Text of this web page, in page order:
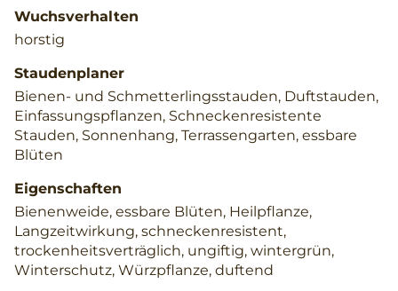
Wuchsverhalten
horstig
Staudenplaner
Bienen- und Schmetterlingsstauden, Duftstauden,
Einfassungspflanzen, Schneckenresistente
Stauden, Sonnenhang, Terrassengarten, essbare
Blüten
Eigenschaften
Bienenweide, essbare Blüten, Heilpflanze,
Langzeitwirkung, schneckenresistent,
trockenheitsverträglich, ungiftig, wintergrün,
Winterschutz, Würzpflanze, duftend